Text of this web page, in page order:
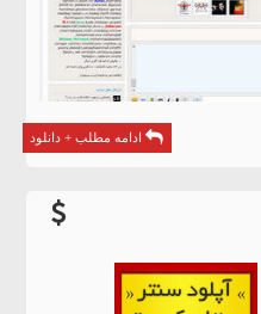
ادامه مطلب + دانلود